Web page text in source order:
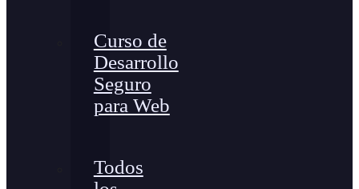
Curso de
Desarrollo
Seguro
para Web
Todos